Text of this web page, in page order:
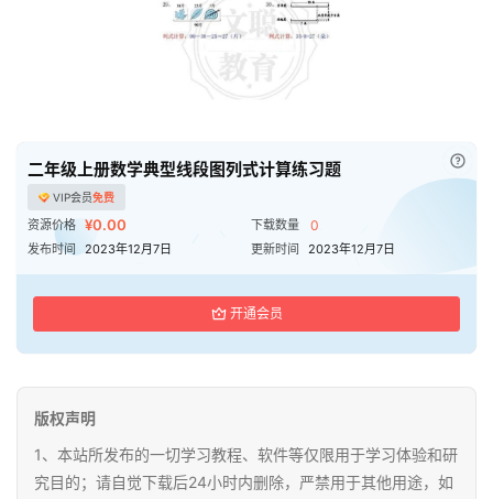
儿
童
英
语
启
二年级上册数学典型线段图列式计算练习题
VIP会员免费
资源价格 ¥0.00 下载数量 0
发布时间 2023年12月7日 更新时间 2023年12月7日
开通会员
版权声明
1、本站所发布的一切学习教程、软件等仅限用于学习体验和研
究目的；请自觉下载后24小时内删除，严禁用于其他用途，如